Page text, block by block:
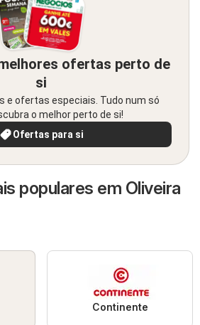
ofertas perto de
si
e ofertas especiais. Tudo num só
o melhor perto de si!
Ofertas para si
populares em Oliveira
Continente